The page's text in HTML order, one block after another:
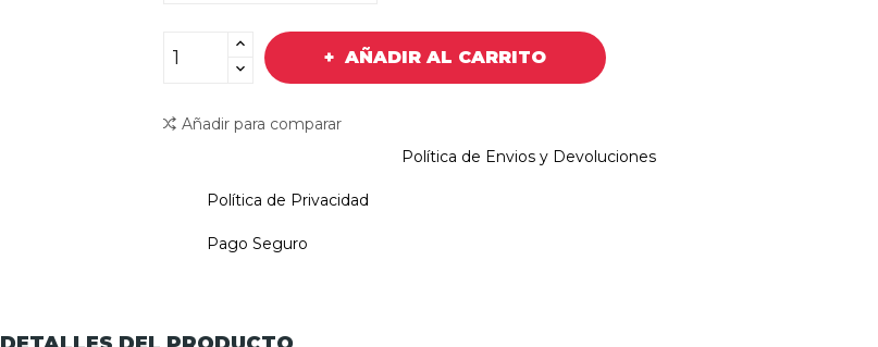
AÑADIR AL CARRITO
Añadir para comparar
Política de Envios y Devoluciones
Política de Privacidad
Pago Seguro